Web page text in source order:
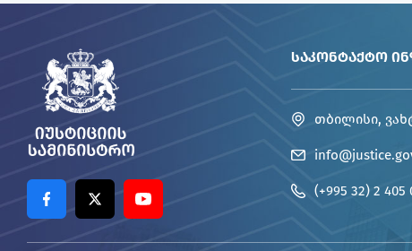
ᲡᲐᲙᲝᲜᲢᲐᲥᲢᲝ
თბილისი,
(+995 32) 2 405